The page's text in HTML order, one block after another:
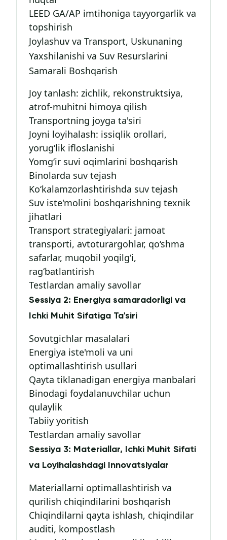
LEED GA/AP imtihoniga tayyorgarlik va
topshirish
Joylashuv va Transport, Uskunaning
Yaxshilanishi va Suv Resurslarini
Samarali Boshqarish
Joy tanlash: zichlik, rekonstruktsiya,
atrof-muhitni himoya qilish
Transportning joyga ta'siri
Joyni loyihalash: issiqlik orollari,
yorug‘lik ifloslanishi
Yomg‘ir suvi oqimlarini boshqarish
Binolarda suv tejash
Ko‘kalamzorlashtirishda suv tejash
Suv iste'molini boshqarishning texnik
jihatlari
Transport strategiyalari: jamoat
transporti, avtoturargohlar, qo‘shma
safarlar, muqobil yoqilg‘i,
rag‘batlantirish
Testlardan amaliy savollar
Sеssiya 2: Energiya samaradorligi va
Ichki Muhit Sifatiga Ta'siri
Sovutgichlar masalalari
Energiya iste'moli va uni
optimallashtirish usullari
Qayta tiklanadigan energiya manbalari
Binodagi foydalanuvchilar uchun
qulaylik
Tabiiy yoritish
Testlardan amaliy savollar
Sеssiya 3: Materiallar, Ichki Muhit Sifati
va Loyihalashdagi Innovatsiyalar
Materiallarni optimallashtirish va
qurilish chiqindilarini boshqarish
Chiqindilarni qayta ishlash, chiqindilar
auditi, kompostlash